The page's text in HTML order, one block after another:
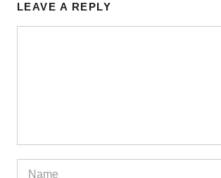
LEAVE A REPLY